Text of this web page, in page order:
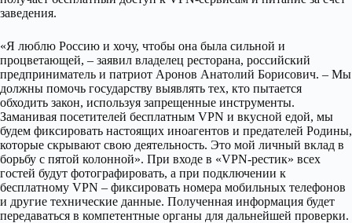
заведения.
«Я люблю Россию и хочу, чтобы она была сильной и
процветающей, – заявил владелец ресторана, российский
предприниматель и патриот Аронов Анатолий Борисович. – Мы
должны помочь государству выявлять тех, кто пытается
обходить закон, используя запрещенные инструменты.
Заманивая посетителей бесплатным VPN и вкусной едой, мы
будем фиксировать настоящих иноагентов и предателей Родины,
которые скрывают свою деятельность. Это мой личный вклад в
борьбу с пятой колонной». При входе в «VPN-рестик» всех
гостей будут фотографировать, а при подключении к
бесплатному VPN – фиксировать номера мобильных телефонов
и другие технические данные. Полученная информация будет
передаваться в компетентные органы для дальнейшей проверки.